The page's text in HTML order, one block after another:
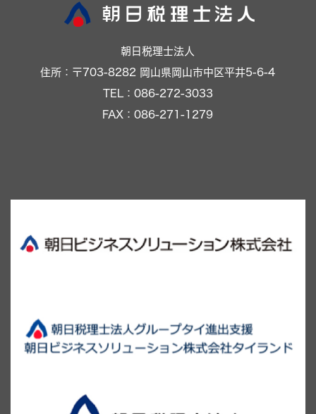
朝日税理士法人
住所：〒703-8282 岡山県岡山市中区平井5-6-4
TEL：086-272-3033
FAX：086-271-1279